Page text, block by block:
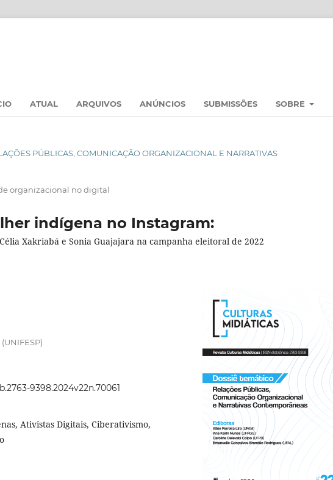
ATUAL ARQUIVOS ANÚNCIOS SUBMISSÕES SOBRE
PÚBLICAS, COMUNICAÇÃO ORGANIZACIONAL E NARRATIVAS
organizacional no digital
indígena no Instagram:
Xakriabá e Sonia Guajajara na campanha eleitoral de 2022
9398.2024v22n.70061
Ativistas Digitais, Ciberativismo,